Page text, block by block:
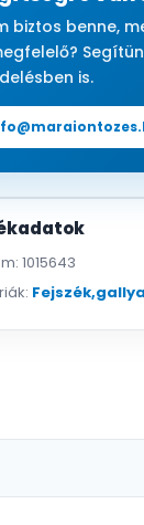
biztos benne,
is.
1015643